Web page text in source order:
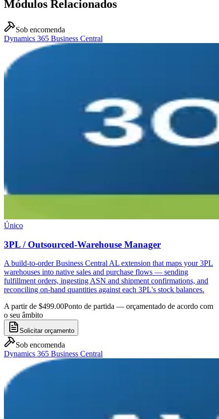
Módulos Relacionados
Sob encomenda
Dynamics 365 Business Central
Único
3PL / Outsourced-Warehouse Manager
A build-to-order Business Central AL extension that maps your 3PL
warehouses into native sales and purchase flows — sending
fulfillment orders, ingesting ASN and shipment confirmations, and
reconciling on-hand quantities against each 3PL's stock balances.
A partir de $499.00Ponto de partida — orçamentado de acordo com
o seu âmbito
Solicitar orçamento
Sob encomenda
Dynamics 365 Business Central